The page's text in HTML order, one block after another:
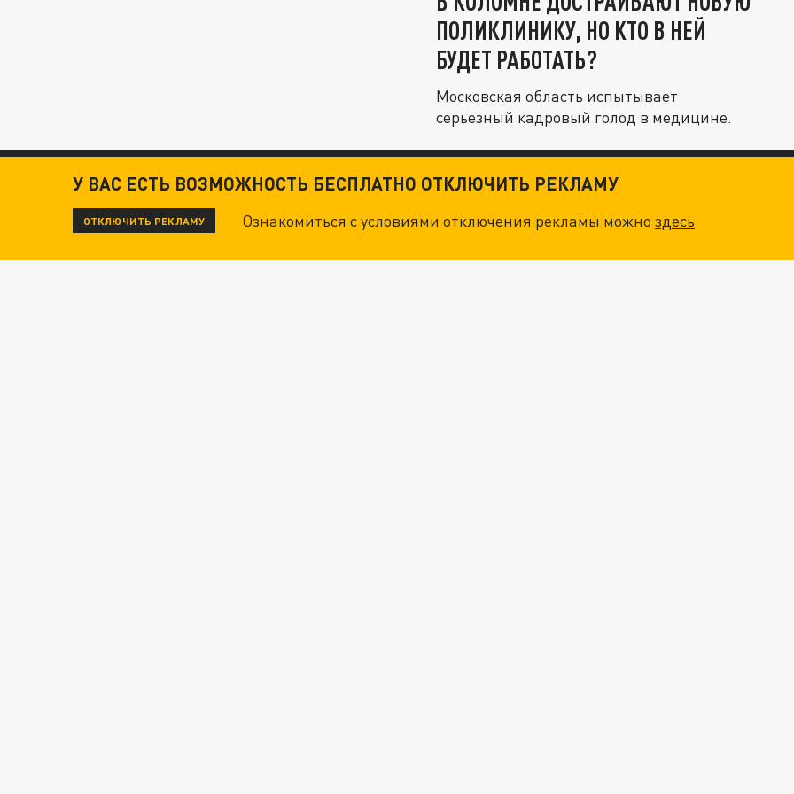
ПОЛИКЛИНИКУ, НО КТО В НЕЙ
БУДЕТ РАБОТАТЬ?
Московская область испытывает
серьезный кадровый голод в медицине.
У ВАС ЕСТЬ ВОЗМОЖНОСТЬ БЕСПЛАТНО ОТКЛЮЧИТЬ РЕКЛАМУ
ОТКЛЮЧИТЬ РЕКЛАМУ Ознакомиться с условиями отключения рекламы можноздесь